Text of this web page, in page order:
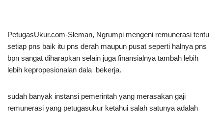
PetugasUkur.com-Sleman, Ngrumpi mengeni remunerasi tentu
setiap pns baik itu pns derah maupun pusat seperti halnya pns
bpn sangat diharapkan selain juga finansialnya tambah lebih
lebih kepropesionalan dala bekerja.
sudah banyak instansi pemerintah yang merasakan gaji
remunerasi yang petugasukur ketahui salah satunya adalah